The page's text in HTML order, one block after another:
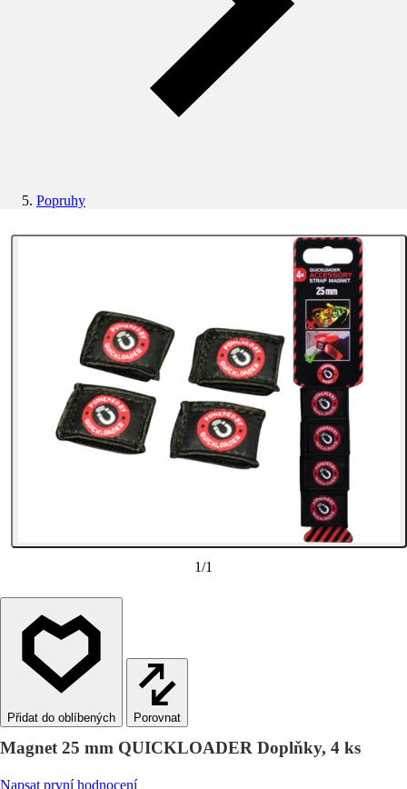
Popruhy
1/1
Porovnat
Magnet 25 mm QUICKLOADER Doplňky, 4 ks
Napsat první hodnocení